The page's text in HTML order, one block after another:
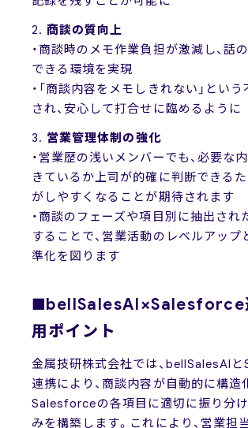
2.商談の質向上
・商談時のメモ作業負担が激減し、話
できる環境を実現
・「商談内容をメモしきれない」とい
され、安心して打合せに臨めるように
3. 営業管理体制の強化
・営業歴の浅いメンバーでも、必要な
きているか上司が的確に判断できるた
がしやすくなることが期待されます
・商談のフェーズや項目別に抽出され
することで、営業活動のレベルアップ
準化を図ります
■bellSalesAI×Salesforce
用ポイント
金属技研株式会社では、bellSalesAI
連携により、商談内容が自動的に構造
Salesforceの各項目に適切に振り分
みを構築します。これにより、営業担